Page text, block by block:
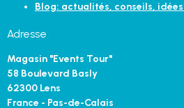
Blog: actualités, conseils,
Adresse
Magasin "Events Tour"
58 Boulevard Basly
62300 Lens
France - Pas-de-Calais